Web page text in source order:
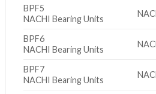
BPF5
NACHI Bearing Units
BPF6
NACHI Bearing Units
BPF7
NACHI Bearing Units